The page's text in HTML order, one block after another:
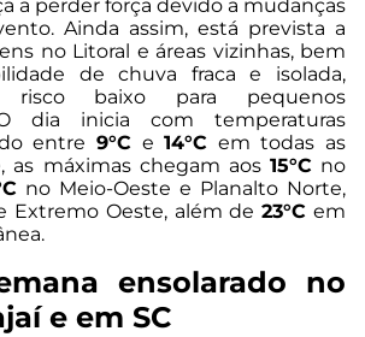
a perder força devido a mudanças
Ainda assim, está prevista a
no Litoral e áreas vizinhas, bem
de chuva fraca e isolada,
baixo para pequenos
dia inicia com temperaturas
entre 9°C e14°C em todas as
as máximas chegam aos 15°C no
no Meio-Oeste e Planalto Norte,
Extremo Oeste, além de23°C em
ensolarado no
e em SC